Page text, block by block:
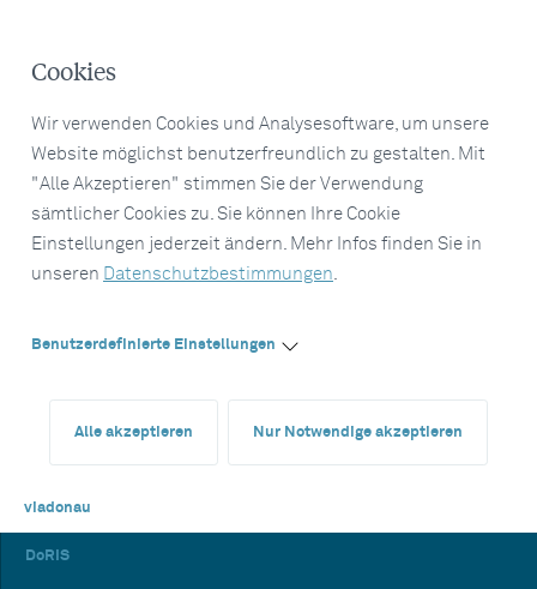
Cookies
Wir verwenden Cookies und Analysesoftware, um unsere
Website möglichst benutzerfreundlich zu gestalten. Mit
"Alle Akzeptieren" stimmen Sie der Verwendung
sämtlicher Cookies zu. Sie können Ihre Cookie
Einstellungen jederzeit ändern. Mehr Infos finden Sie in
unseren Datenschutzbestimmungen.
Benutzerdefinierte Einstellungen
Alle akzeptieren Nur Notwendige akzeptieren
viadonau
DoRIS